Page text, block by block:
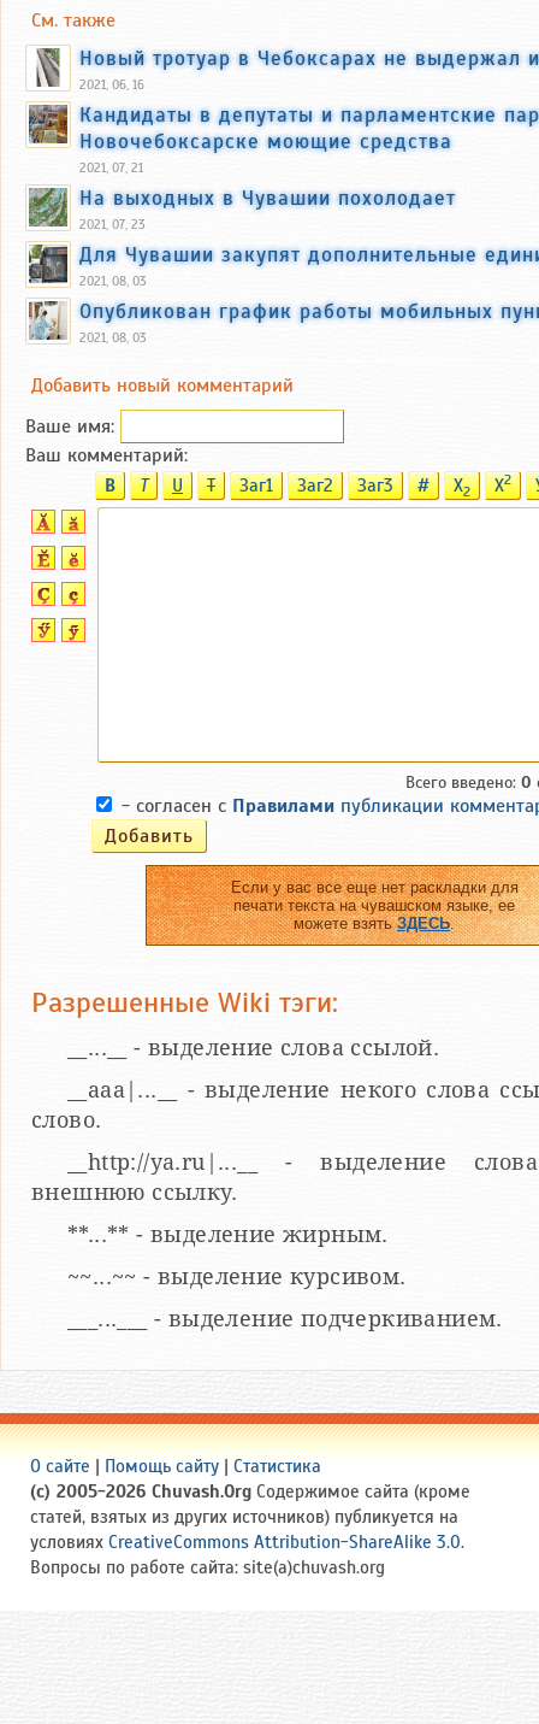
См. также
Новый тротуар в Чебоксарах не выдержал
2021, 06, 16
Кандидаты в депутаты и парламентские
Новочебоксарске моющие средства
2021, 07, 21
На выходных в Чувашии похолодает
2021, 07, 23
Для Чувашии закупят дополнительные
2021, 08, 03
Опубликован график работы мобильных
2021, 08, 03
Добавить новый комментарий
Ваше имя:
Ваш комментарий:
B T U T Заг1 Заг2 Заг3 # X2 X2
Всего введено: 0
- согласен с Правилами публикации
Если у вас все еще нет раскладки для
печати текста на чувашском языке, ее
можете взятьЗДЕСЬ.
Разрешенные Wiki тэги:
__...__ - выделение слова ссылой.
__aaa|...__ - выделение некого слова
слово.
__http://ya.ru|...__ - выделение
внешнюю ссылку.
**...** - выделение жирным.
~~...~~ - выделение курсивом.
___...___ - выделение подчеркиванием.
О сайте | Помощь сайту | Статистика
(c) 2005-2026 Chuvash.Org Содержимое сайта (кроме
статей, взятых из других источников) публикуется на
условиях CreativeCommons Attribution-ShareAlike 3.0.
Вопросы по работе сайта: site(a)chuvash.org